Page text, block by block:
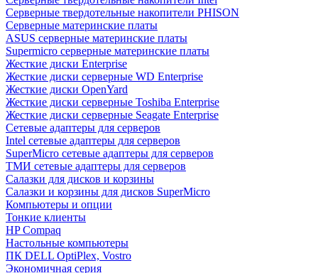
Cерверные твердотельные накопители PHISON
Серверные материнские платы
ASUS серверные материнские платы
Supermicro серверные материнские платы
Жесткие диски Enterprise
Жесткие диски серверные WD Enterprise
Жесткие диски OpenYard
Жесткие диски серверные Toshiba Enterprise
Жесткие диски серверные Seagate Enterprise
Сетевые адаптеры для серверов
Intel сетевые адаптеры для серверов
SuperMicro сетевые адаптеры для серверов
ТМИ сетевые адаптеры для серверов
Салазки для дисков и корзины
Салазки и корзины для дисков SuperMicro
Компьютеры и опции
Тонкие клиенты
HP Compaq
Настольные компьютеры
ПК DELL OptiPlex, Vostro
Экономичная серия